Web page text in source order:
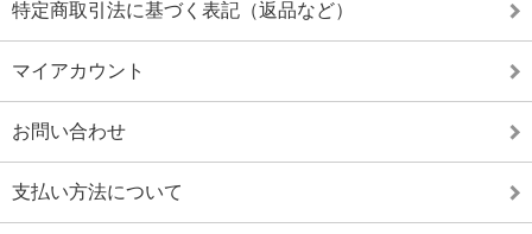
特定商取引法に基づく表記（返品など）
マイアカウント
お問い合わせ
支払い方法について